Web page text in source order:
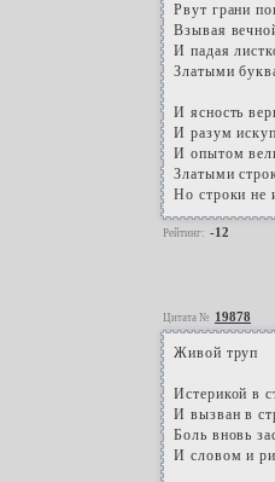
Рвут грани
Взывая
И падая
Златыми
И ясность
И разум
И опытом
Златыми
Но строки не
Рейтинг: -12
Цитата № 19878
Живой труп
Истерикой в
И вызван в
Боль вновь
И словом и